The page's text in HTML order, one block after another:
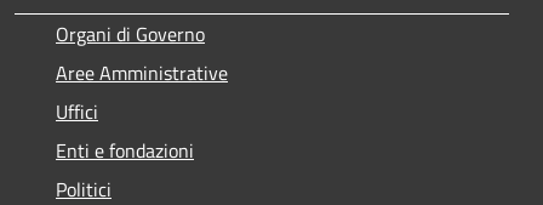
Organi di Governo
Aree Amministrative
Uffici
Enti e fondazioni
Politici